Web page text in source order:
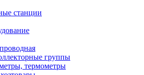
станции
группы
термометры